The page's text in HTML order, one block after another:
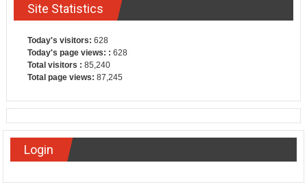
Site Statistics
Today's visitors: 628
Today's page views: : 628
Total visitors : 85,240
Total page views: 87,245
Login